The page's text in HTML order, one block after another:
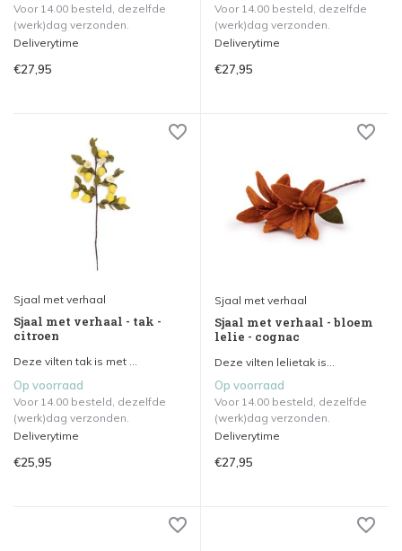
Voor 14.00 besteld, dezelfde
(werk)dag verzonden.
Deliverytime
€27,95
Voor 14.00 besteld, dezelfde
(werk)dag verzonden.
Deliverytime
€27,95
Sjaal met verhaal
Sjaal met verhaal - tak -
citroen
Deze vilten tak is met ...
Op voorraad
Voor 14.00 besteld, dezelfde
(werk)dag verzonden.
Deliverytime
€25,95
Sjaal met verhaal
Sjaal met verhaal - bloem
lelie - cognac
Deze vilten lelietak is...
Op voorraad
Voor 14.00 besteld, dezelfde
(werk)dag verzonden.
Deliverytime
€27,95